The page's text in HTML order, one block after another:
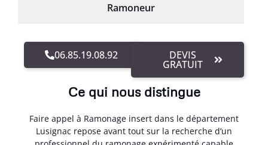
Ramoneur
06.85.19.08.92 DEVIS
GRATUIT
Ce qui nous distingue
Faire appel à Ramonage insert dans le département
Lusignac repose avant tout sur la recherche d’un